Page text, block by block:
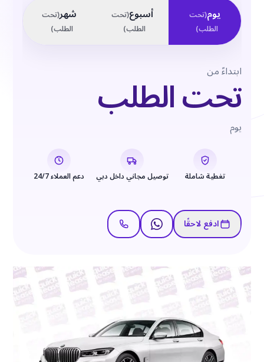
يوم(تحت
الطلب)
أسبوع(تحت
الطلب)
شهر(تحت
الطلب)
ابتداءً من
تحت الطلب
يوم
تغطية شاملة توصيل مجاني داخل دبي دعم العملاء 24/7
ادفع لاحقًا